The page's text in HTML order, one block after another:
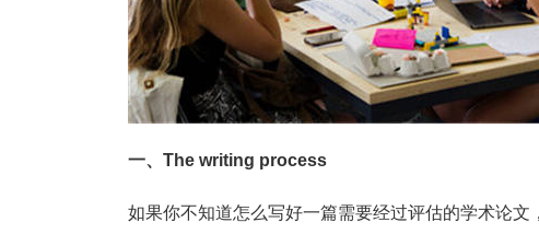
一、The writing process
如果你不知道怎么写好一篇需要经过评估的学术论